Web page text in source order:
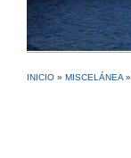
INICIO » MISCELÁNEA »